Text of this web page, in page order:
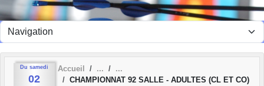
Du samedi
02
Accueil
CHAMPIONNAT 92 SALLE - ADULTES (CL ET CO)